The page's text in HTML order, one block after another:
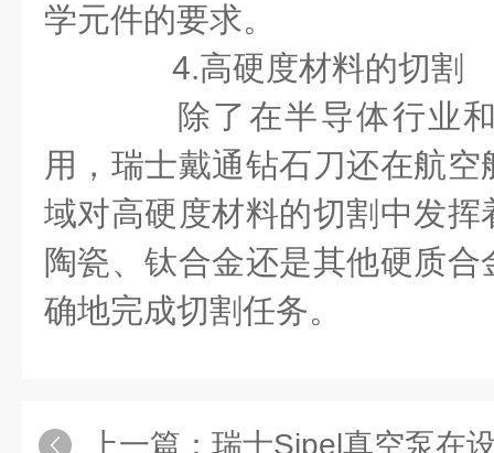
学元件的要求。
4.高硬度材料的切割
除了在半导体行业和
用，瑞士戴通钻石刀还在航
域对高硬度材料的切割中发
陶瓷、钛合金还是其他硬质
确地完成切割任务。
上一篇： 瑞士Sipel真空泵在设